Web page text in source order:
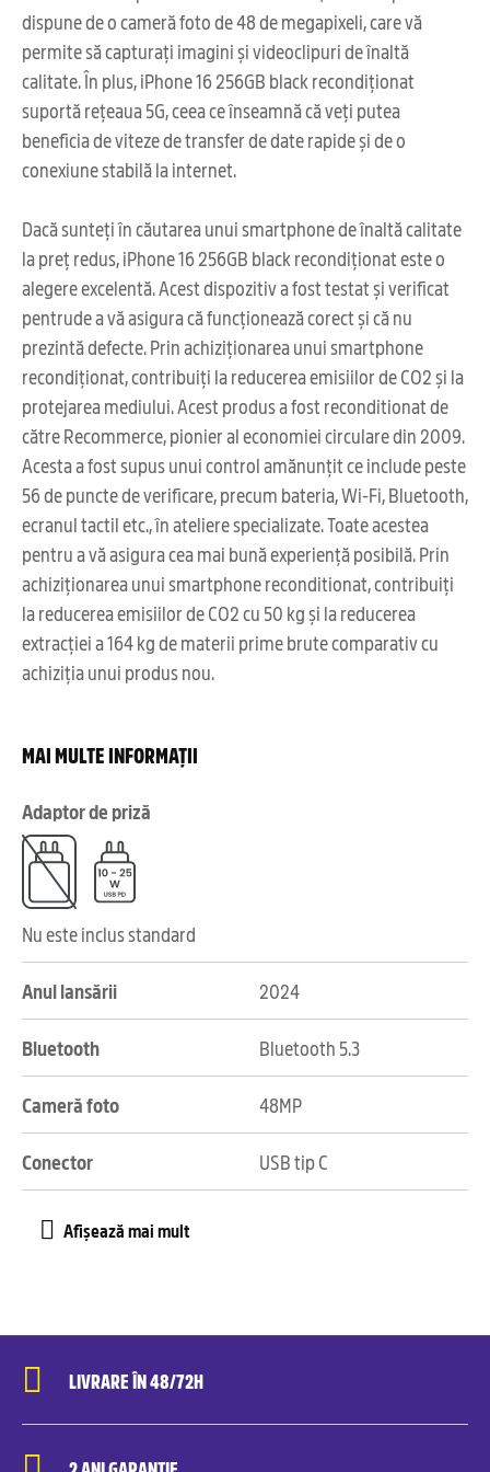
dispune de o cameră foto de 48 de megapixeli, care vă
permite să capturați imagini și videoclipuri de înaltă
calitate. În plus, iPhone 16 256GB black recondiționat
suportă rețeaua 5G, ceea ce înseamnă că veți putea
beneficia de viteze de transfer de date rapide și de o
conexiune stabilă la internet.
Dacă sunteți în căutarea unui smartphone de înaltă calitate
la preț redus, iPhone 16 256GB black recondiționat este o
alegere excelentă. Acest dispozitiv a fost testat și verificat
pentrude a vă asigura că funcționează corect și că nu
prezintă defecte. Prin achiziționarea unui smartphone
recondiționat, contribuiți la reducerea emisiilor de CO2 și la
protejarea mediului. Acest produs a fost reconditionat de
către Recommerce, pionier al economiei circulare din 2009.
Acesta a fost supus unui control amănunțit ce include peste
56 de puncte de verificare, precum bateria, Wi-Fi, Bluetooth,
ecranul tactil etc., în ateliere specializate. Toate acestea
pentru a vă asigura cea mai bună experiență posibilă. Prin
achiziționarea unui smartphone reconditionat, contribuiți
la reducerea emisiilor de CO2 cu 50 kg și la reducerea
extracției a 164 kg de materii prime brute comparativ cu
achiziția unui produs nou.
MAI MULTE INFORMAȚII
Adaptor de priză
Nu este inclus standard
Anul lansării 2024
Bluetooth Bluetooth 5.3
Cameră foto 48MP
Conector USB tip C
LIVRARE ÎN 48/72H